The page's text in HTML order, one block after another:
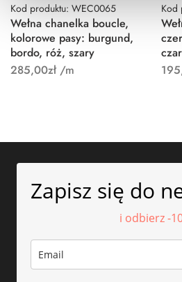
Kod produktu: WEC0065
Wełna chanelka boucle,
kolorowe pasy: burgund,
bordo, róż, szary
285,00zł/m
Kod
Zapisz się do
i odbierz -